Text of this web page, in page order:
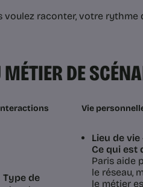
voulez raconter, votre rythme
DE
Vie
Type de
Lieu de
Ce qui est
Paris aide
le réseau,
le métier